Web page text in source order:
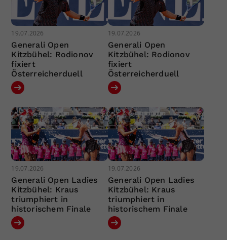
19.07.2026
Generali Open
Kitzbühel: Rodionov
fixiert
Österreicherduell
19.07.2026
Generali Open
Kitzbühel: Rodionov
fixiert
Österreicherduell
19.07.2026
Generali Open Ladies
Kitzbühel: Kraus
triumphiert in
historischem Finale
19.07.2026
Generali Open Ladies
Kitzbühel: Kraus
triumphiert in
historischem Finale